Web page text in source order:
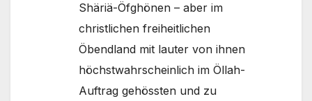
Shäriä-Öfghönen – aber im
christlichen freiheitlichen
Öbendland mit lauter von ihnen
höchstwahrscheinlich im Öllah-
Auftrag gehössten und zu